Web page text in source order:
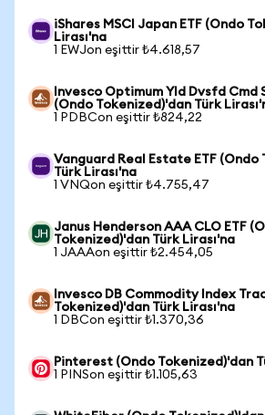
iShares MSCI Japan ETF (Ondo
Lirası'na
1 EWJon eşittir ₺4.618,57
Invesco Optimum Yld Dvsfd Cmd
(Ondo Tokenized)'dan Türk
1 PDBCon eşittir ₺824,22
Vanguard Real Estate ETF (Ondo
Türk Lirası'na
1 VNQon eşittir ₺4.755,47
Janus Henderson AAA CLO ETF
Tokenized)'dan Türk Lirası'na
1 JAAAon eşittir ₺2.454,05
Invesco DB Commodity Index
Tokenized)'dan Türk Lirası'na
1 DBCon eşittir ₺1.370,36
Pinterest (Ondo Tokenized)'dan
1 PINSon eşittir ₺1.105,63